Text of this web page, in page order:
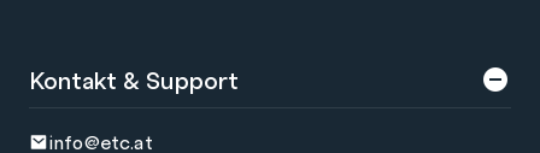
Kontakt & Support
info@etc.at